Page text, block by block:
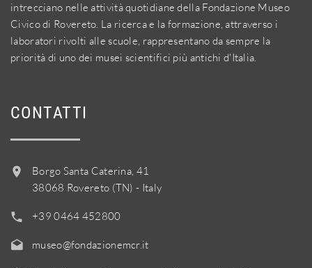
intrecciano nelle attività quotidiane della Fondazione Museo
Civico di Rovereto. La ricerca e la formazione, attraverso i
laboratori rivolti alle scuole, rappresentano da sempre la
priorità di uno dei musei scientifici più antichi d'Italia.
CONTATTI
Borgo Santa Caterina, 41
38068 Rovereto (TN) - Italy
+39 0464 452800
museo@fondazionemcr.it